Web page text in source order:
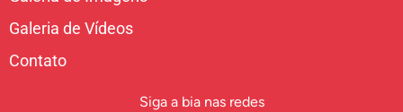
Galeria de Vídeos
Contato
Siga a bia nas redes